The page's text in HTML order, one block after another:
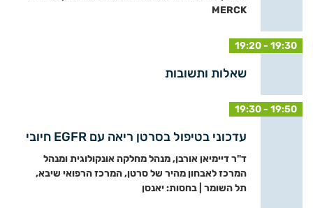
MERCK
19:20 - 19:30
שאלות ותשובות
19:30 - 19:50
עדכוני בטיפול בסרטן ריאה עם EGFR חיובי
ד"ר דיימיאן אורבן, מנהל מחלקה אונקולוגית ומנהל
המרכז לאבחון מהיר של סרטן, המרכז הרפואי שיבא,
תל השומר | בחסות: יאנסן